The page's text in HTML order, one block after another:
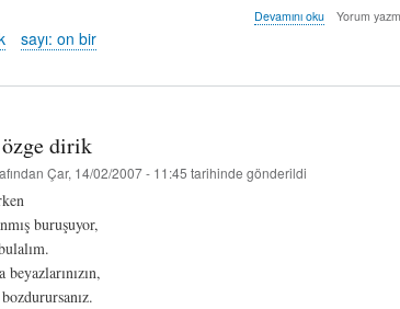
masalınız
dirik
Devamını oku Yorum
sayı: on bir
dirik
Çar, 14/02/2007 - 11:45 tarihinde gönderildi
buruşuyor,